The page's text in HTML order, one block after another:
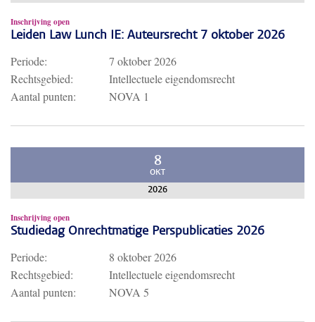
Inschrijving open
Leiden Law Lunch IE: Auteursrecht 7 oktober 2026
Periode:
7 oktober 2026
Rechtsgebied:
Intellectuele eigendomsrecht
Aantal punten:
NOVA 1
8
OKT
2026
Inschrijving open
Studiedag Onrechtmatige Perspublicaties 2026
Periode:
8 oktober 2026
Rechtsgebied:
Intellectuele eigendomsrecht
Aantal punten:
NOVA 5